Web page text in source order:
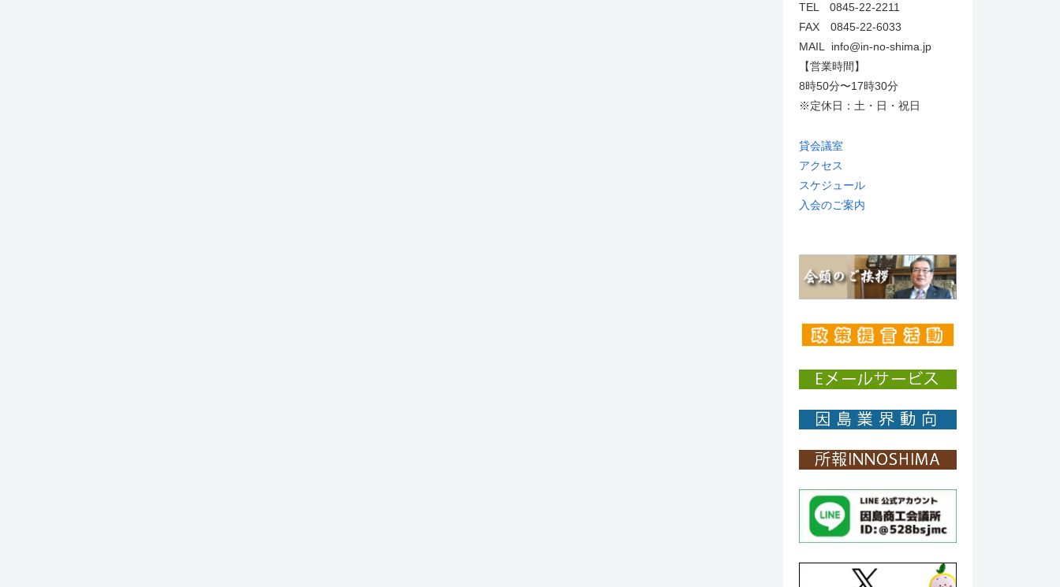
TEL 0845-22-2211
FAX 0845-22-6033
MAIL info@in-no-shima.jp
【営業時間】
8時50分〜17時30分
※定休日：土・日・祝日
貸会議室
アクセス
スケジュール
入会のご案内